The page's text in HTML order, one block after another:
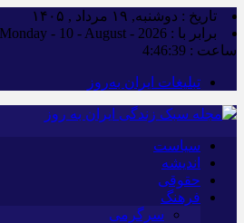
تاریخ : دوشنبه, ۱۹ مرداد , ۱۴۰۵
برابر با : Monday - 10 - August - 2026
ساعت : 4:46:39
تبلیغات ایران به‌روز
سیاست
اندیشه
حقوقی
فرهنگ
سرگرمی